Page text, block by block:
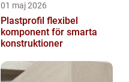
01 maj 2026
Plastprofil flexibel
komponent för smarta
konstruktioner